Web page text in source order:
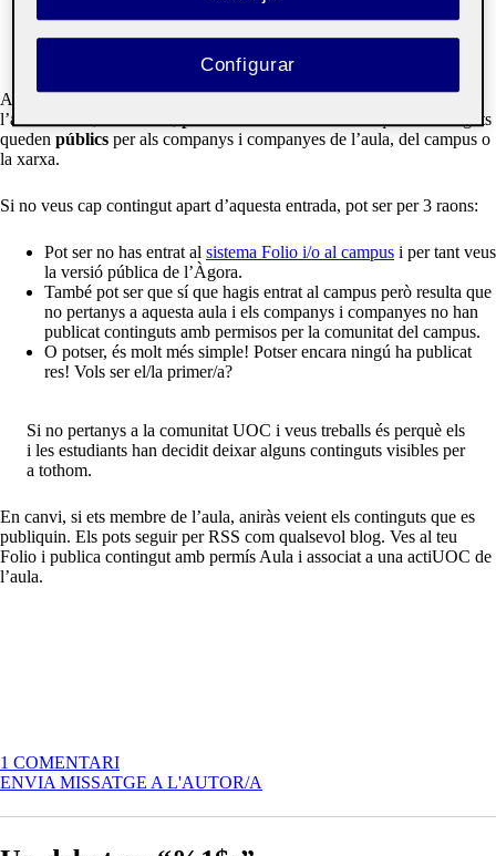
Una Àgora reuneix els treballs públics i privats d’un grup
d’estudiants d’una Aula de la Universitat Oberta de
Aquí els companys i companyes podràn
l’aula entre si,comentar,presentaral RAC i decidir quins continguts
queden públics per als companys i companyes de l’aula, del campus o
la xarxa.
Si no veus cap contingut apart d’aquesta entrada, pot ser per 3 raons:
Pot ser no has entrat al sistema Folio i/o al campus i per tant veus
la versió pública de l’Àgora.
També pot ser que sí que hagis entrat al campus però resulta que
no pertanys a aquesta aula i els companys i companyes no han
publicat continguts amb permisos per la comunitat del campus.
O potser, és molt més simple! Potser encara ningú ha publicat
res! Vols ser el/la primer/a?
Si no pertanys a la comunitat UOC i veus treballs és perquè els
i les estudiants han decidit deixar alguns continguts visibles per
a tothom.
En canvi, si ets membre de l’aula, aniràs veient els continguts que es
publiquin. Els pots seguir per RSS com qualsevol blog. Ves al teu
Folio i publica contingut amb permís Aula i associat a una actiUOC de
l’aula.
1 COMENTARIA
BENVINGUTS
BENVINGUDES!
ENVIA MISSATGE A L'AUTOR/A
Configurar